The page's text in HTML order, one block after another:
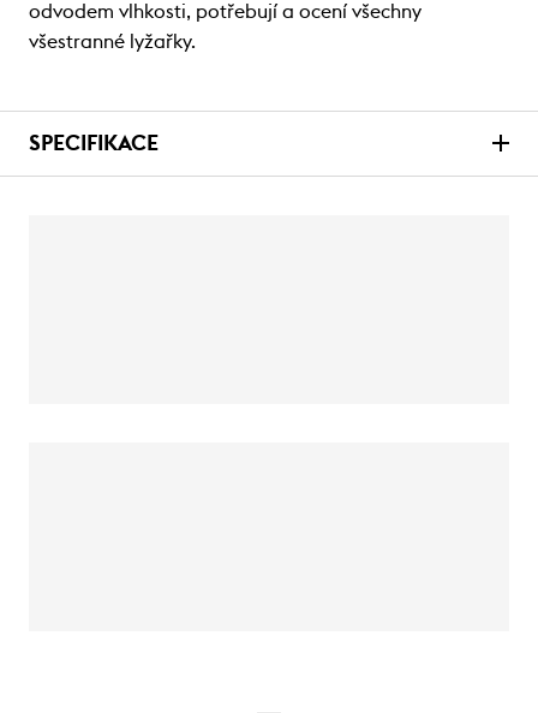
odvodem vlhkosti, potřebují a ocení všechny
všestranné lyžařky.
SPECIFIKACE